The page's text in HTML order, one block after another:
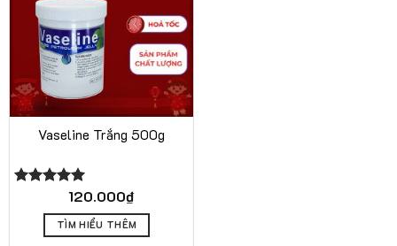
Vaseline Trắng 500g
Được xếp120.000₫
TÌM HIỂU THÊM